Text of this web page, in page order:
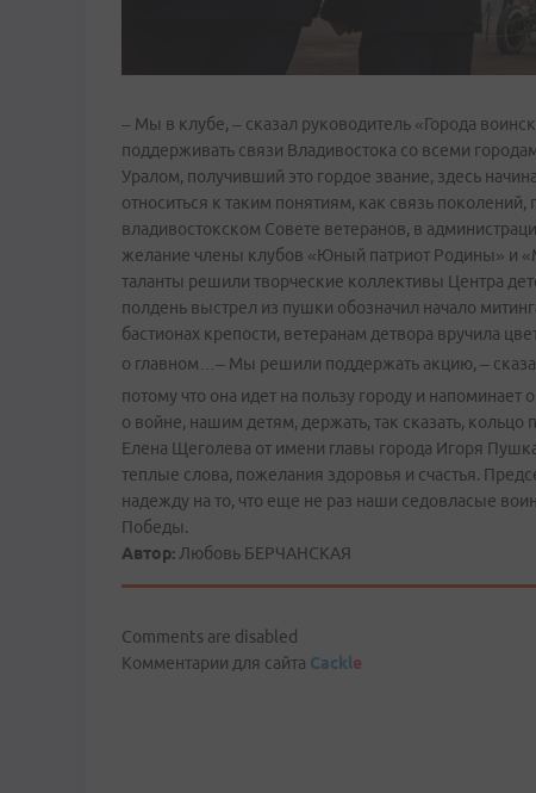
– Мы в клубе, – сказал руководитель «Города
поддерживать связи Владивостока со всеми
Уралом, получивший это гордое звание, здесь
относиться к таким понятиям, как связь
владивостокском Совете ветеранов, в
желание члены клубов «Юный патриот Родины» и
таланты решили творческие коллективы Центра
полдень выстрел из пушки обозначил начало
бастионах крепости, ветеранам детвора вручила
о главном… – Мы решили поддержать акцию, –
потому что она идет на пользу городу и
о войне, нашим детям, держать, так сказать,
Елена Щеголева от имени главы города Игоря
теплые слова, пожелания здоровья и счастья.
надежду на то, что еще не раз наши седовласые
Победы.
Автор: Любовь БЕРЧАНСКАЯ
Comments are disabled
Комментарии для сайта Cackle